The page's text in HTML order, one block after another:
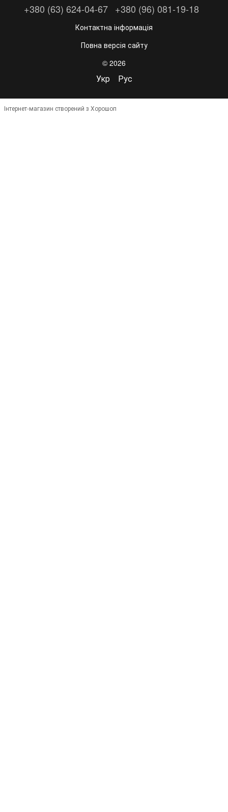
+380 (63) 624-04-67 +380 (96) 081-19-18
Контактна інформація
Повна версія сайту
© 2026
Укр Рус
Інтернет-магазин створений з Хорошоп